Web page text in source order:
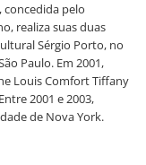
concedida pelo
realiza suas duas
Sérgio Porto, no
Paulo. Em 2001,
Louis Comfort Tiffany
2001 e 2003,
de Nova York.